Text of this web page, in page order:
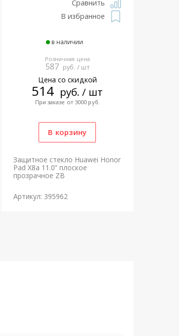
Сравнить
В избранное
в наличии
Розничная цена
587 руб. / шт
Цена со скидкой
514 руб. / шт
При заказе от 3000 руб.
Защитное стекло Huawei Honor
Pad X8a 11.0” плоское
прозрачное ZB
Артикул: 395962